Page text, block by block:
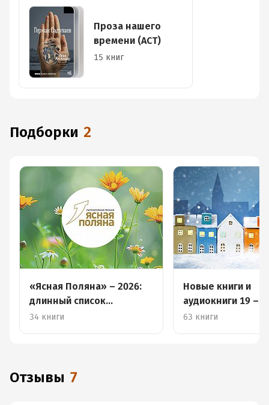
Проза нашего
времени (АСТ)
15 книг
Подборки 2
«Ясная Поляна» – 2026:
длинный список
российской прозы
34 книги
Новые книги и
аудиокниги 19 –
января
63 книги
Отзывы 7